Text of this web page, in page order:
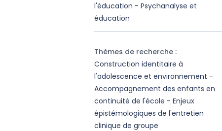
l'éducation - Psychanalyse et
éducation
Thèmes de recherche:
Construction identitaire à
l'adolescence et environnement -
Accompagnement des enfants en
continuité de l'école - Enjeux
épistémologiques de l'entretien
clinique de groupe